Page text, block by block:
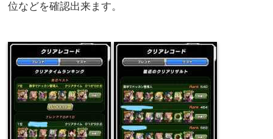
位などを確認出来ます。